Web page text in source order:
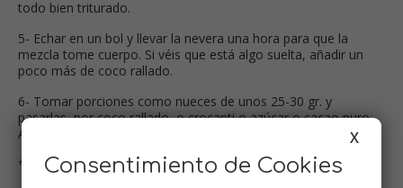
todo bien triturado.
5- Echar en un bol y llevar la nevera una hora para que la
mezcla tome cuerpo. Si véis que está algo suelta, añadir un
poco más de coco rallado.
6- Tomar porciones como nueces de unos 25-30 gr. y
pasarlas, por coco rallado, o crocanti,o azúcar o cacao puro.
Admiten muy bien la congelacón.
*Rinden unas 35-40 unidades.
X
Consentimiento de Cookies